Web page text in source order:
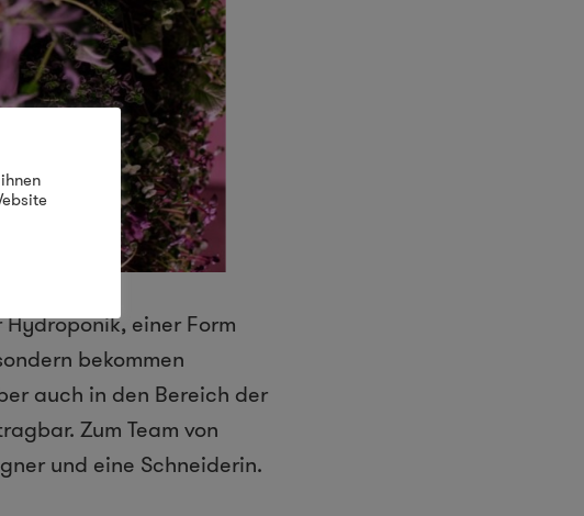
einer Form
bekommen
auch in den Bereich der
Zum Team von
und eine Schneiderin.